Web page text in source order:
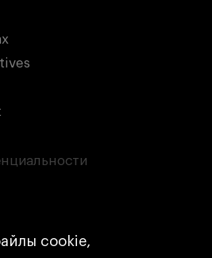
cookie,
с господдержкой